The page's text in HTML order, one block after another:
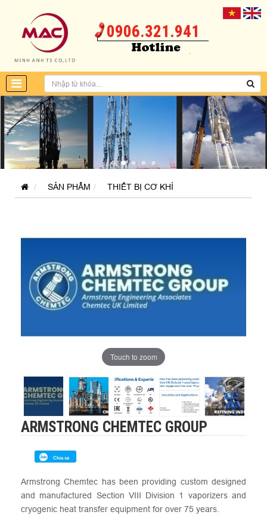
0906.321.941
SẢN PHẨM THIẾT BỊ CƠ KHÍ
Touch to zoom
ARMSTRONG CHEMTEC GROUP
Chia sẻ
Armstrong Chemtec has been providing custom designed
and manufactured Section VIII Division 1 vaporizers and
cryogenic heat transfer equipment for over 75 years.